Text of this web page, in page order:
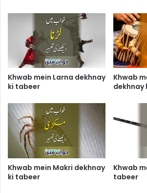
Khwab mein Larna dekhnay
ki tabeer
Khwab
dekhnay
Khwab mein Makri dekhnay
ki tabeer
Khwab
tabeer